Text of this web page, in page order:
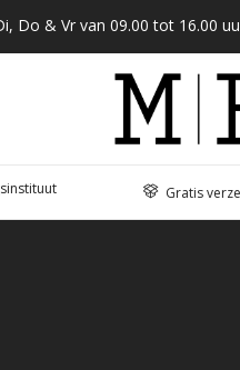
Do & Vr van 09.00 tot 16.00
Gratis